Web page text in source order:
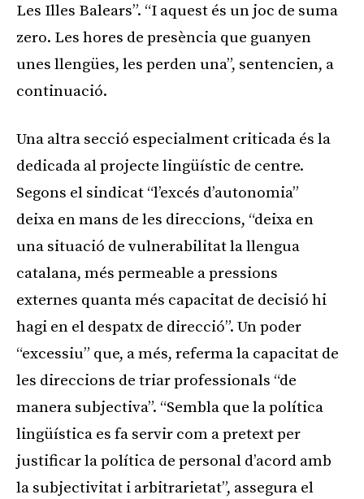
Les Illes Balears”. “I aquest és un joc de suma
zero. Les hores de presència que guanyen
unes llengües, les perden una”, sentencien, a
continuació.
Una altra secció especialment criticada és la
dedicada al projecte lingüístic de centre.
Segons el sindicat “l’excés d’autonomia”
deixa en mans de les direccions, “deixa en
una situació de vulnerabilitat la llengua
catalana, més permeable a pressions
externes quanta més capacitat de decisió hi
hagi en el despatx de direcció”. Un poder
“excessiu” que, a més, referma la capacitat de
les direccions de triar professionals “de
manera subjectiva”. “Sembla que la política
lingüística es fa servir com a pretext per
justificar la política de personal d’acord amb
la subjectivitat i arbitrarietat”, assegura el